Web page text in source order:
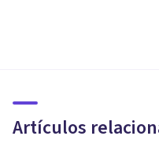
Artículos
¿TDAH o